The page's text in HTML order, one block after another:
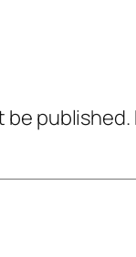
be published.